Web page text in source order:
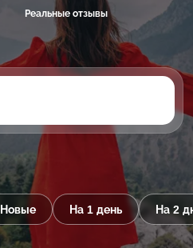
Реальные отзывы
Новые На 1 день На 2